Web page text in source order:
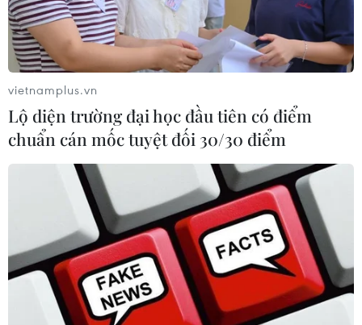
TIN CÙNG CHUYÊN MỤC
Australia điều tra vụ hai máy bay suýt
va chạm tại sân bay Sydney
09/08/2026 07:04
vietnamplus.vn
Lộ diện trường đại học đầu tiên có điểm
chuẩn cán mốc tuyệt đối 30/30 điểm